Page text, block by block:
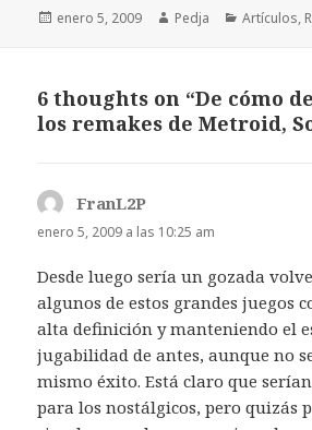
Publicado
enero 5, 2009 Autor
Pedja Categorías
Artículos,
6 thoughts on “De cómo
los remakes de Metroid,
FranL2P
enero 5, 2009 a las 10:25 am
Desde luego sería un gozada
algunos de estos grandes juegos
alta definición y manteniendo el
jugabilidad de antes, aunque no
mismo éxito. Está claro que
para los nostálgicos, pero quizás